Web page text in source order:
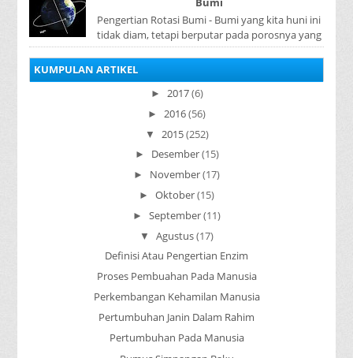
Pengertian Rotasi Bumi - Bumi yang kita huni ini
tidak diam, tetapi berputar pada porosnya yang
disebut rotasi bumi. Waktu yang diperlukan...
KUMPULAN ARTIKEL
► 2017(6)
► 2016(56)
▼ 2015(252)
► Desember(15)
► November(17)
► Oktober(15)
► September(11)
▼ Agustus(17)
Definisi Atau Pengertian Enzim
Proses Pembuahan Pada Manusia
Perkembangan Kehamilan Manusia
Pertumbuhan Janin Dalam Rahim
Pertumbuhan Pada Manusia